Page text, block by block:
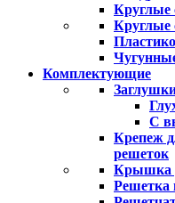
Круглые
Круглые
Комплектующие
С
Крепеж
решеток
Крышка
Решетка